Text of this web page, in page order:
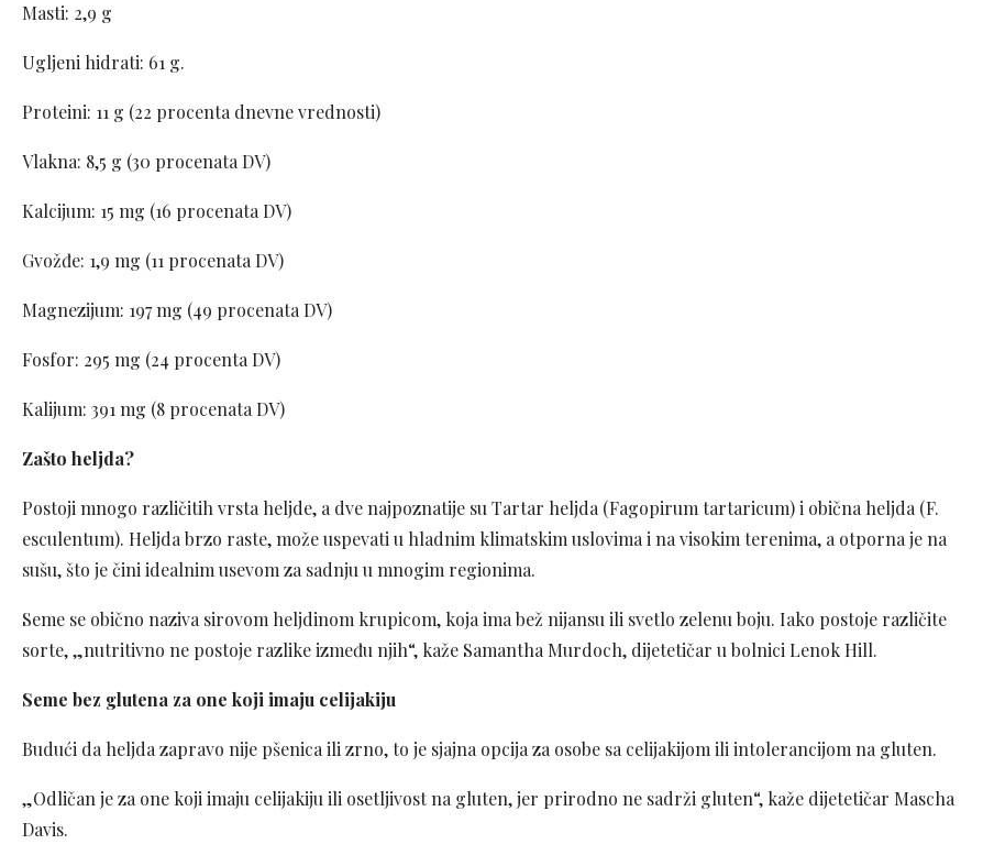
Masti: 2,9 g
Ugljeni hidrati: 61 g.
Proteini: 11 g (22 procenta dnevne vrednosti)
Vlakna: 8,5 g (30 procenata DV)
Kalcijum: 15 mg (16 procenata DV)
Gvožđe: 1,9 mg (11 procenata DV)
Magnezijum: 197 mg (49 procenata DV)
Fosfor: 295 mg (24 procenta DV)
Kalijum: 391 mg (8 procenata DV)
Zašto heljda?
Postoji mnogo različitih vrsta heljde, a dve najpoznatije su Tartar heljda (Fagopirum tartaricum) i obična heljda (F.
esculentum). Heljda brzo raste, može uspevati u hladnim klimatskim uslovima i na visokim terenima, a otporna je na
sušu, što je čini idealnim usevom za sadnju u mnogim regionima.
Seme se obično naziva sirovom heljdinom krupicom, koja ima bež nijansu ili svetlo zelenu boju. Iako postoje različite
sorte, „nutritivno ne postoje razlike između njih“, kaže Samantha Murdoch, dijetetičar u bolnici Lenok Hill.
Seme bez glutena za one koji imaju celijakiju
Budući da heljda zapravo nije pšenica ili zrno, to je sjajna opcija za osobe sa celijakijom ili intolerancijom na gluten.
„Odličan je za one koji imaju celijakiju ili osetljivost na gluten, jer prirodno ne sadrži gluten“, kaže dijetetičar Mascha
Davis.